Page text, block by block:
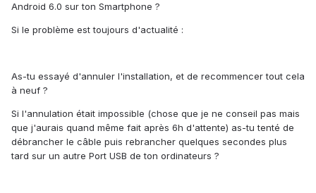
Android 6.0 sur ton Smartphone ?
Si le problème est toujours d'actualité :
As-tu essayé d'annuler l'installation, et de recommencer tout cela
à neuf ?
Si l'annulation était impossible (chose que je ne conseil pas mais
que j'aurais quand même fait après 6h d'attente) as-tu tenté de
débrancher le câble puis rebrancher quelques secondes plus
tard sur un autre Port USB de ton ordinateurs ?